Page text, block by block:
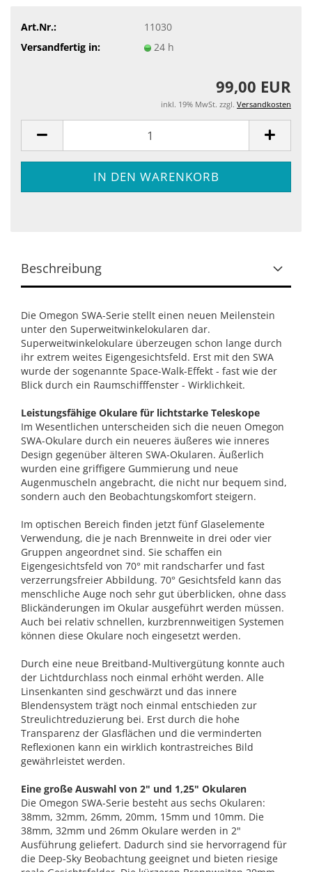
Art.Nr.:
11030
Versandfertig in:
24 h
99,00 EUR
inkl. 19% MwSt. zzgl. Versandkosten
Beschreibung
Die Omegon SWA-Serie stellt einen neuen Meilenstein
unter den Superweitwinkelokularen dar.
Superweitwinkelokulare überzeugen schon lange durch
ihr extrem weites Eigengesichtsfeld. Erst mit den SWA
wurde der sogenannte Space-Walk-Effekt - fast wie der
Blick durch ein Raumschifffenster - Wirklichkeit.
Leistungsfähige Okulare für lichtstarke Teleskope
Im Wesentlichen unterscheiden sich die neuen Omegon
SWA-Okulare durch ein neueres äußeres wie inneres
Design gegenüber älteren SWA-Okularen. Äußerlich
wurden eine griffigere Gummierung und neue
Augenmuscheln angebracht, die nicht nur bequem sind,
sondern auch den Beobachtungskomfort steigern.
Im optischen Bereich finden jetzt fünf Glaselemente
Verwendung, die je nach Brennweite in drei oder vier
Gruppen angeordnet sind. Sie schaffen ein
Eigengesichtsfeld von 70° mit randscharfer und fast
verzerrungsfreier Abbildung. 70° Gesichtsfeld kann das
menschliche Auge noch sehr gut überblicken, ohne dass
Blickänderungen im Okular ausgeführt werden müssen.
Auch bei relativ schnellen, kurzbrennweitigen Systemen
können diese Okulare noch eingesetzt werden.
Durch eine neue Breitband-Multivergütung konnte auch
der Lichtdurchlass noch einmal erhöht werden. Alle
Linsenkanten sind geschwärzt und das innere
Blendensystem trägt noch einmal entschieden zur
Streulichtreduzierung bei. Erst durch die hohe
Transparenz der Glasflächen und die verminderten
Reflexionen kann ein wirklich kontrastreiches Bild
gewährleistet werden.
Eine große Auswahl von 2" und 1,25" Okularen
Die Omegon SWA-Serie besteht aus sechs Okularen:
38mm, 32mm, 26mm, 20mm, 15mm und 10mm. Die
38mm, 32mm und 26mm Okulare werden in 2"
Ausführung geliefert. Dadurch sind sie hervorragend für
die Deep-Sky Beobachtung geeignet und bieten riesige